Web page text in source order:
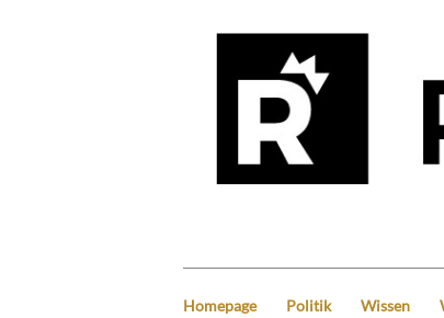
Homepage Politik Wissen